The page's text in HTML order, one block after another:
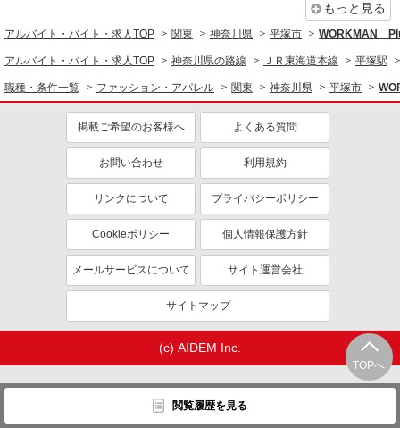
副業・WワークOK
交通費支給
社員登用あり
TOPへ
閲覧履歴を見る
もっと見る
アルバイト・バイト・求人TOP 関東 神奈川県 平塚市 WORKMAN
アルバイト・バイト・求人TOP 神奈川県の路線 ＪＲ東海道本線 平塚駅
職種・条件一覧 ファッション・アパレル 関東 神奈川県 平塚市
掲載ご希望のお客様へ よくある質問
お問い合わせ 利用規約
リンクについて プライバシーポリシー
Cookieポリシー 個人情報保護方針
メールサービスについて サイト運営会社
サイトマップ
(c) AIDEM Inc.